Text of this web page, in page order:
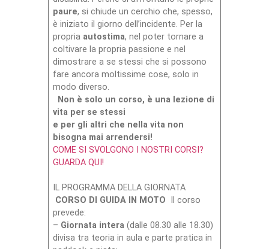
paure, si chiude un cerchio che, spesso,
è iniziato il giorno dell’incidente. Per la
propria autostima, nel poter tornare a
coltivare la propria passione e nel
dimostrare a se stessi che si possono
fare ancora moltissime cose, solo in
modo diverso.
Non è solo un corso, è una lezione di
vita per se stessi
e per gli altri che nella vita non
bisogna mai arrendersi!
COME SI SVOLGONO I NOSTRI CORSI?
GUARDA QUI!
IL PROGRAMMA DELLA GIORNATA
CORSO DI GUIDA IN MOTO
Il corso
prevede:
– Giornata intera (dalle 08.30 alle 18.30)
divisa tra teoria in aula e parte pratica in